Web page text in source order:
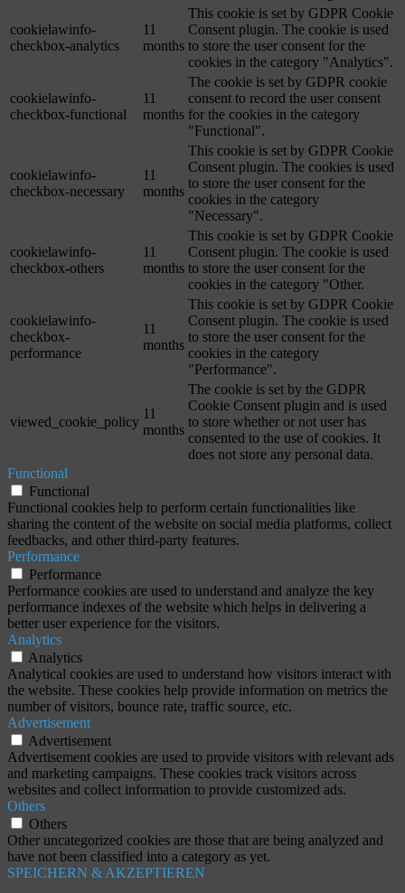
cookielawinfo-
checkbox-analytics
11
months
This cookie is set by GDPR Cookie
Consent plugin. The cookie is used
to store the user consent for the
cookies in the category "Analytics".
cookielawinfo-
checkbox-functional
11
months
The cookie is set by GDPR cookie
consent to record the user consent
for the cookies in the category
"Functional".
cookielawinfo-
checkbox-necessary
11
months
This cookie is set by GDPR Cookie
Consent plugin. The cookies is used
to store the user consent for the
cookies in the category
"Necessary".
cookielawinfo-
checkbox-others
11
months
This cookie is set by GDPR Cookie
Consent plugin. The cookie is used
to store the user consent for the
cookies in the category "Other.
cookielawinfo-
checkbox-
performance
11
months
This cookie is set by GDPR Cookie
Consent plugin. The cookie is used
to store the user consent for the
cookies in the category
"Performance".
viewed_cookie_policy
11
months
The cookie is set by the GDPR
Cookie Consent plugin and is used
to store whether or not user has
consented to the use of cookies. It
does not store any personal data.
Functional
Functional
Functional cookies help to perform certain functionalities like
sharing the content of the website on social media platforms, collect
feedbacks, and other third-party features.
Performance
Performance
Performance cookies are used to understand and analyze the key
performance indexes of the website which helps in delivering a
better user experience for the visitors.
Analytics
Analytics
Analytical cookies are used to understand how visitors interact with
the website. These cookies help provide information on metrics the
number of visitors, bounce rate, traffic source, etc.
Advertisement
Advertisement
Advertisement cookies are used to provide visitors with relevant ads
and marketing campaigns. These cookies track visitors across
websites and collect information to provide customized ads.
Others
Others
Other uncategorized cookies are those that are being analyzed and
have not been classified into a category as yet.
SPEICHERN & AKZEPTIEREN